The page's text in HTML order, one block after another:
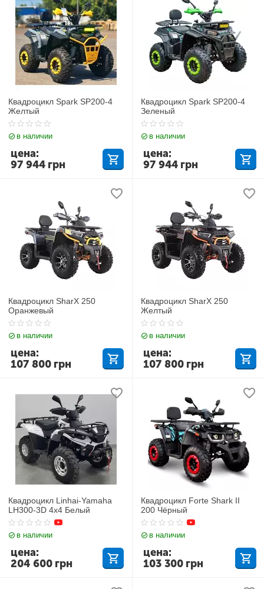
Квадроцикл Spark SP200-4
Желтый
в наличии
97 944 грн
цена:
Квадроцикл Spark SP200-4
Зеленый
в наличии
97 944 грн
цена:
Квадроцикл SharX 250
Оранжевый
в наличии
107 800 грн
цена:
Квадроцикл SharX 250
Желтый
в наличии
107 800 грн
цена:
Квадроцикл Linhai-Yamaha
LH300-3D 4х4 Белый
в наличии
204 600 грн
цена:
Квадроцикл Forte Shark II
200 Чёрный
в наличии
103 300 грн
цена: